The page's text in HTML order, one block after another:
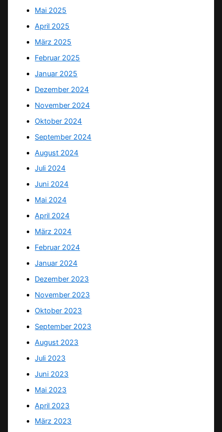
Mai 2025
April 2025
März 2025
Februar 2025
Januar 2025
Dezember 2024
November 2024
Oktober 2024
September 2024
August 2024
Juli 2024
Juni 2024
Mai 2024
April 2024
März 2024
Februar 2024
Januar 2024
Dezember 2023
November 2023
Oktober 2023
September 2023
August 2023
Juli 2023
Juni 2023
Mai 2023
April 2023
März 2023